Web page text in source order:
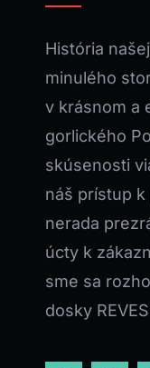
História
minulého
v krásnom a
gorlického
skúsenosti
náš prístup
nerada
úcty k
sme sa
dosky